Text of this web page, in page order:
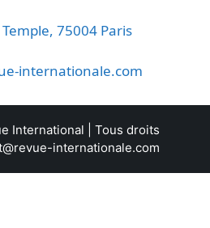
75004 Paris
internationale.com
International | Tous droits
internationale.com